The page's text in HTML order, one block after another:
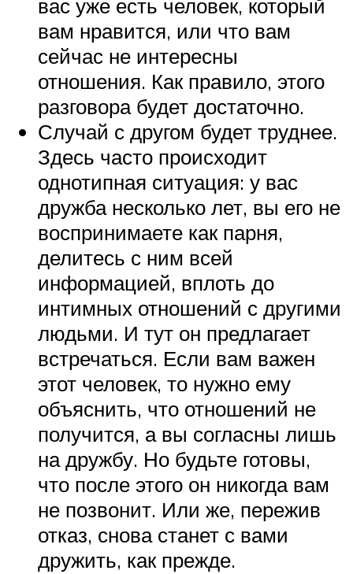
вас уже есть человек, который
вам нравится, или что вам
сейчас не интересны
отношения. Как правило, этого
разговора будет достаточно.
Случай с другом будет труднее.
Здесь часто происходит
однотипная ситуация: у вас
дружба несколько лет, вы его не
воспринимаете как парня,
делитесь с ним всей
информацией, вплоть до
интимных отношений с другими
людьми. И тут он предлагает
встречаться. Если вам важен
этот человек, то нужно ему
объяснить, что отношений не
получится, а вы согласны лишь
на дружбу. Но будьте готовы,
что после этого он никогда вам
не позвонит. Или же, пережив
отказ, снова станет с вами
дружить, как прежде.